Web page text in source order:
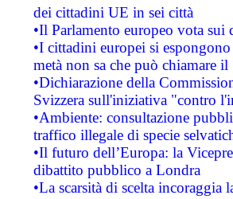
dei cittadini UE in sei città
•Il Parlamento europeo vota sui
•I cittadini europei si
metà non sa che può chiamare
•Dichiarazione della
Svizzera sull'iniziativa "contro
•Ambiente: consultazione
traffico illegale di specie
•Il futuro dell’Europa: la
dibattito pubblico a Londra
•La scarsità di scelta